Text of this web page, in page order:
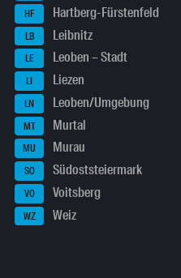
HF Hartberg-Fürstenfeld
LB Leibnitz
LE Leoben – Stadt
LI Liezen
LN Leoben/Umgebung
MT Murtal
MU Murau
SO Südoststeiermark
VO Voitsberg
WZ Weiz